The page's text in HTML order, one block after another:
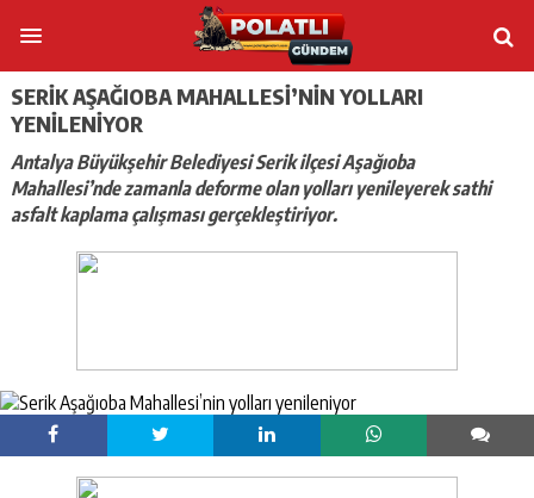
SERIK AŞAĞIOBA MAHALLESI’NIN YOLLARI
YENILENIYOR
Antalya Büyükşehir Belediyesi Serik ilçesi Aşağıoba
Mahallesi’nde zamanla deforme olan yolları yenileyerek sathi
asfalt kaplama çalışması gerçekleştiriyor.